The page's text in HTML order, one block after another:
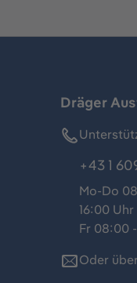
Dräger
+43 1
Mo-Do
16:00 Uhr
Fr 08:00
Oder